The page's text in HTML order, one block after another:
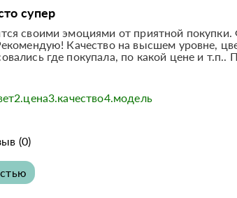
супер
своими эмоциями от приятной
Качество на высшем уровне,
где покупала, по какой цене и
(0)